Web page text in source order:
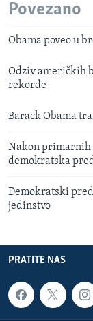
Povezano
Obama poveo u
Odziv američkih
rekorde
Barack Obama
Nakon primarnih
demokratska
Demokratski
jedinstvo
PRATITE NAS